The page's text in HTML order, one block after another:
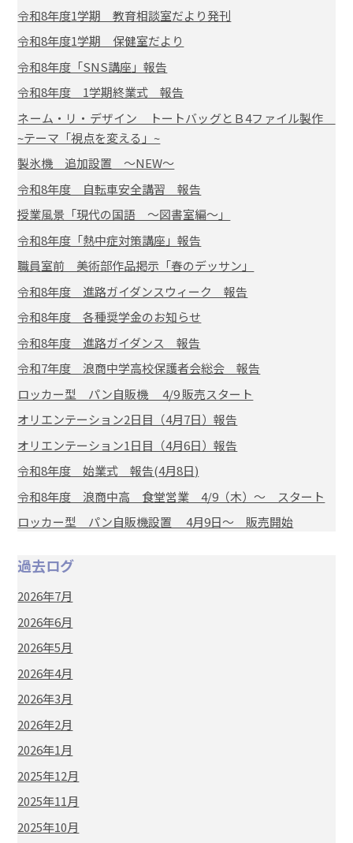
令和8年度1学期 教育相談室だより発刊
令和8年度1学期 保健室だより
令和8年度「SNS講座」報告
令和8年度 1学期終業式 報告
ネーム・リ・デザイン トートバッグとＢ4ファイル製作
~テーマ「視点を変える」~
製氷機 追加設置 ～NEW～
令和8年度 自転車安全講習 報告
授業風景「現代の国語 ～図書室編～」
令和8年度「熱中症対策講座」報告
職員室前 美術部作品掲示「春のデッサン」
令和8年度 進路ガイダンスウィーク 報告
令和8年度 各種奨学金のお知らせ
令和8年度 進路ガイダンス 報告
令和7年度 浪商中学高校保護者会総会 報告
ロッカー型 パン自販機 4/9 販売スタート
オリエンテーション2日目（4月7日）報告
オリエンテーション1日目（4月6日）報告
令和8年度 始業式 報告(4月8日)
令和8年度 浪商中高 食堂営業 4/9（木）～ スタート
ロッカー型 パン自販機設置 4月9日～ 販売開始
過去ログ
2026年7月
2026年6月
2026年5月
2026年4月
2026年3月
2026年2月
2026年1月
2025年12月
2025年11月
2025年10月